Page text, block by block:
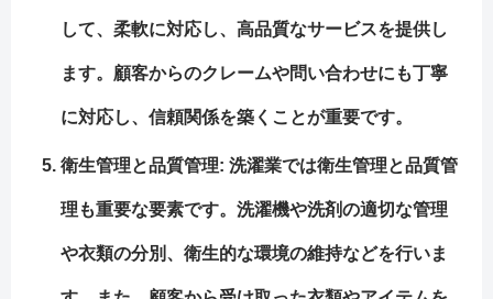
して、柔軟に対応し、高品質なサービスを提供し
ます。顧客からのクレームや問い合わせにも丁寧
に対応し、信頼関係を築くことが重要です。
衛生管理と品質管理: 洗濯業では衛生管理と品質管
理も重要な要素です。洗濯機や洗剤の適切な管理
や衣類の分別、衛生的な環境の維持などを行いま